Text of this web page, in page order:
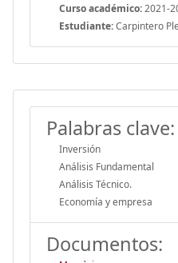
Curso académico:2021-
Estudiante:Carpintero
Palabras clave:
Inversión
Análisis Fundamental
Análisis Técnico.
Economía y empresa
Documentos: